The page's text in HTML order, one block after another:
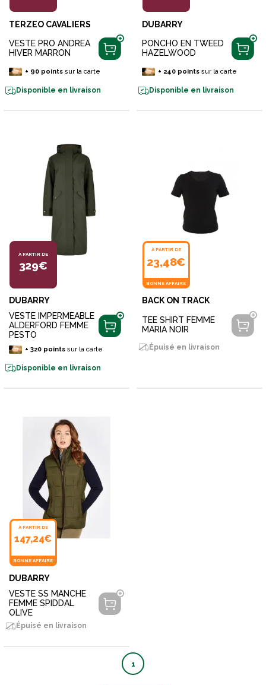
TERZEO CAVALIERS
VESTE PRO ANDREA
HIVER MARRON
+ 90pointssur la carte
Disponible en livraison
DUBARRY
PONCHO EN TWEED
HAZELWOOD
+ 240pointssur la carte
Disponible en livraison
À PARTIR DE
329€
DUBARRY
VESTE IMPERMEABLE
ALDERFORD FEMME
PESTO
+ 320pointssur la carte
Disponible en livraison
À PARTIR DE
23,48€
BONNE AFFAIRE
BACK ON TRACK
TEE SHIRT FEMME
MARIA NOIR
Épuisé en livraison
À PARTIR DE
147,24€
BONNE AFFAIRE
DUBARRY
VESTE SS MANCHE
FEMME SPIDDAL
OLIVE
Épuisé en livraison
1